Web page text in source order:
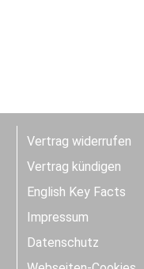
Vertrag widerrufen
Vertrag kündigen
English Key Facts
Impressum
Datenschutz